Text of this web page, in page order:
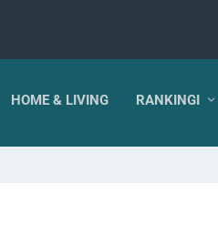
HOME & LIVING RANKINGI